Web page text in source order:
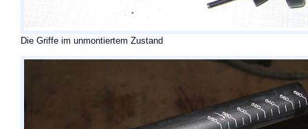
Die Griffe im unmontiertem Zustand